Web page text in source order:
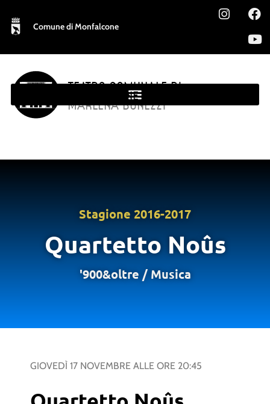
Comune di Monfalcone
TEATRO COMUNALE DI
MONFALCONE
MARLENA BONEZZI
Stagione 2016-2017
Quartetto Noûs
'900&oltre / Musica
GIOVEDÌ 17 NOVEMBRE ALLE ORE 20:45